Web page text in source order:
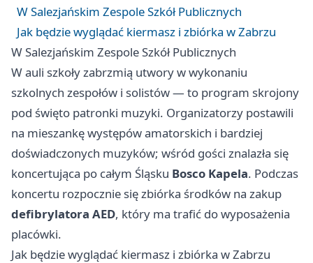
W Salezjańskim Zespole Szkół Publicznych
Jak będzie wyglądać kiermasz i zbiórka w Zabrzu
W Salezjańskim Zespole Szkół Publicznych
W auli szkoły zabrzmią utwory w wykonaniu
szkolnych zespołów i solistów — to program skrojony
pod święto patronki muzyki. Organizatorzy postawili
na mieszankę występów amatorskich i bardziej
doświadczonych muzyków; wśród gości znalazła się
koncertująca po całym Śląsku Bosco Kapela. Podczas
koncertu rozpocznie się zbiórka środków na zakup
defibrylatora AED, który ma trafić do wyposażenia
placówki.
Jak będzie wyglądać kiermasz i zbiórka w Zabrzu